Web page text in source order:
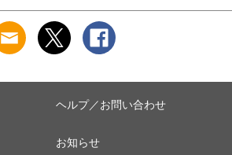
トできる ）
れ ）
ヘルプ／お問い合わせ
お知らせ